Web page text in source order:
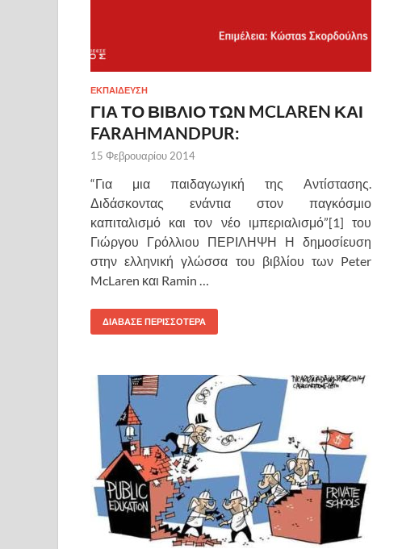
ΕΚΠΑΙΔΕΥΣΗ
ΓΙΑ ΤΟ ΒΙΒΛΙΟ ΤΩΝ MCLAREN ΚΑΙ
FARAHMANDPUR:
15 Φεβρουαρίου 2014
“Για μια παιδαγωγική της Αντίστασης.
Διδάσκοντας ενάντια στον παγκόσμιο
καπιταλισμό και τον νέο ιμπεριαλισμό”[1] του
Γιώργου Γρόλλιου ΠΕΡΙΛΗΨΗ Η δημοσίευση
στην ελληνική γλώσσα του βιβλίου των Peter
McLaren και Ramin …
ΔΙΑΒΑΣΕ ΠΕΡΙΣΣΟΤΕΡΑ